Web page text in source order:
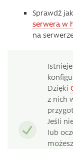
Sprawdź jak
serwera w
na
Dzięki
z nich
Jeśli
lub